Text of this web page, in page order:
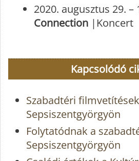
2020. augusztus 29. –
Connection |Koncert
Kapcsolódó
Szabadtéri filmvetítések
Sepsiszentgyörgyön
Folytatódnak a
Sepsiszentgyörgyön